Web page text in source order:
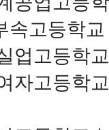
속고등학
업고등학
자고등학